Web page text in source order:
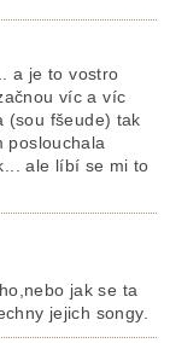
a je to vostro
víc a víc
(sou fšeude) tak
poslouchala
ale líbí se mi to
jak se ta
jejich songy.